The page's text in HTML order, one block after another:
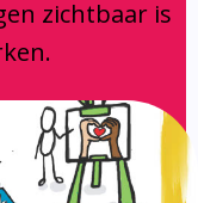
zichtbaar is